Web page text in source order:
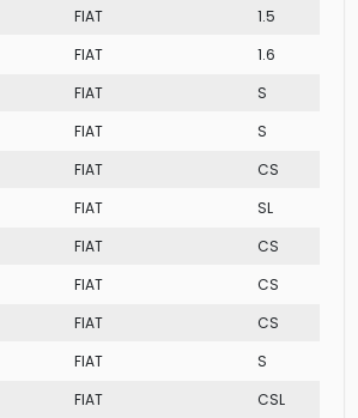
FIAT
1.5
FIAT
1.6
FIAT
S
FIAT
S
FIAT
CS
FIAT
SL
FIAT
CS
FIAT
CS
FIAT
CS
FIAT
S
FIAT
CSL